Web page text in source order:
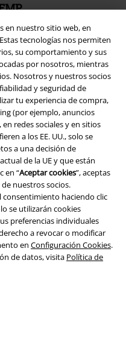
en nuestro sitio web, en
tecnologías nos permiten
su comportamiento y sus
por nosotros, mientras
Nosotros y nuestros socios
y seguridad de
tu experiencia de compra,
(por ejemplo, anuncios
redes sociales y en sitios
a los EE. UU., solo se
a una decisión de
de la UE y que están
en “Aceptar cookies”, aceptas
nuestros socios.
haciendo clic
se utilizarán cookies
preferencias individuales
a revocar o modificar
en Configuración Cookies.
de datos, visita Política de
GRATIS y disfruta de todas
y ventajas!
Company